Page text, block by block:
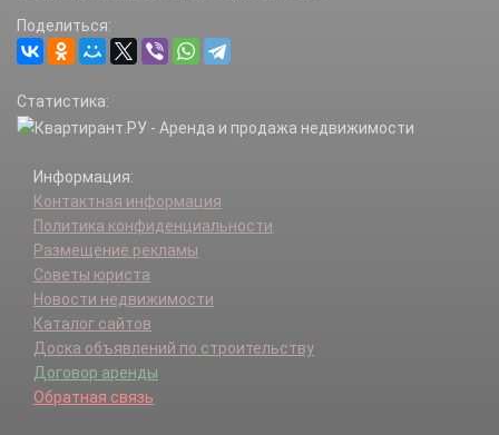
Софьино д.
Страдань д.
Шарапово д.
Шахово д.
Поделиться:
Статистика:
Информация:
Контактная информация
Политика конфиденциальности
Размещение рекламы
Советы юриста
Новости недвижимости
Каталог сайтов
Доска объявлений по строительству
Договор аренды
Обратная связь